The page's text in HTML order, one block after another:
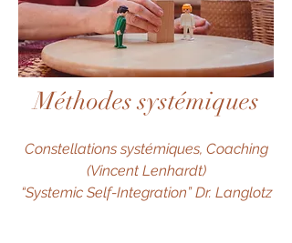
Méthodes systémiques
Constellations systémiques, Coaching
(Vincent Lenhardt)
“Systemic Self-Integration” Dr. Langlotz